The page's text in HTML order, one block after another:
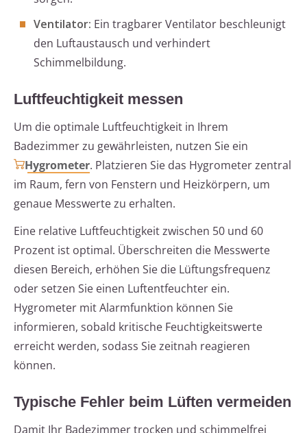
Ventilator: Ein tragbarer Ventilator beschleunigt
den Luftaustausch und verhindert
Schimmelbildung.
Luftfeuchtigkeit messen
Um die optimale Luftfeuchtigkeit in Ihrem
Badezimmer zu gewährleisten, nutzen Sie ein
Hygrometer. Platzieren Sie das Hygrometer zentral
im Raum, fern von Fenstern und Heizkörpern, um
genaue Messwerte zu erhalten.
Eine relative Luftfeuchtigkeit zwischen 50 und 60
Prozent ist optimal. Überschreiten die Messwerte
diesen Bereich, erhöhen Sie die Lüftungsfrequenz
oder setzen Sie einen Luftentfeuchter ein.
Hygrometer mit Alarmfunktion können Sie
informieren, sobald kritische Feuchtigkeitswerte
erreicht werden, sodass Sie zeitnah reagieren
können.
Typische Fehler beim Lüften vermeiden
Damit Ihr Badezimmer trocken und schimmelfrei